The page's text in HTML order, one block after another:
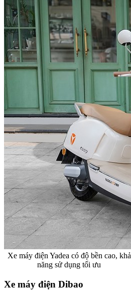
Xe máy điện Yadea có độ bền cao, khả
năng sử dụng tối ưu
Xe máy điện Dibao